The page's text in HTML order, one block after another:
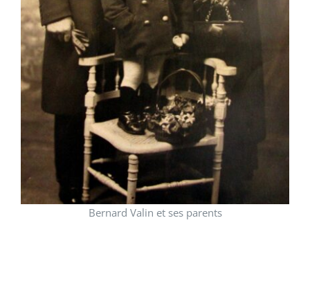
Bernard Valin et ses parents